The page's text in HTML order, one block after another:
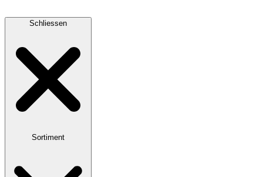
Schliessen
Sortiment